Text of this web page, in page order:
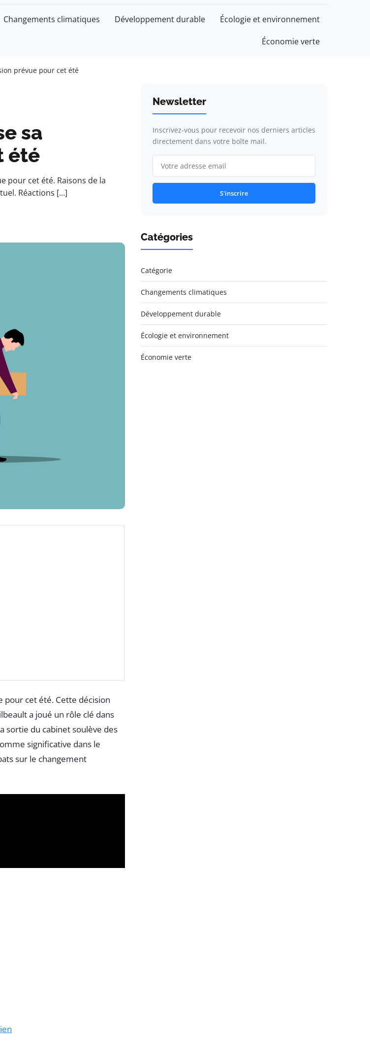
Changements climatiques Développement durable Écologie et environnement
Économie verte
prévue pour cet été
sa
été
pour cet été. Raisons de la
Réactions […]
pour cet été. Cette décision
a joué un rôle clé dans
sortie du cabinet soulève des
significative dans le
sur le changement
Newsletter
Inscrivez-vous pour recevoir nos derniers articles
directement dans votre boîte mail.
S'inscrire
Catégories
Catégorie
Changements climatiques
Développement durable
Écologie et environnement
Économie verte